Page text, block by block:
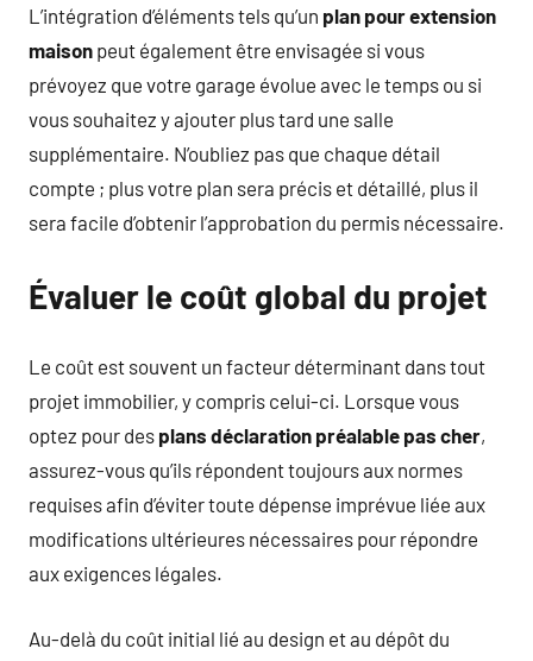
L’intégration d’éléments tels qu’un plan pour extension
maison peut également être envisagée si vous
prévoyez que votre garage évolue avec le temps ou si
vous souhaitez y ajouter plus tard une salle
supplémentaire. N’oubliez pas que chaque détail
compte ; plus votre plan sera précis et détaillé, plus il
sera facile d’obtenir l’approbation du permis nécessaire.
Évaluer le coût global du projet
Le coût est souvent un facteur déterminant dans tout
projet immobilier, y compris celui-ci. Lorsque vous
optez pour des plans déclaration préalable pas cher,
assurez-vous qu’ils répondent toujours aux normes
requises afin d’éviter toute dépense imprévue liée aux
modifications ultérieures nécessaires pour répondre
aux exigences légales.
Au-delà du coût initial lié au design et au dépôt du